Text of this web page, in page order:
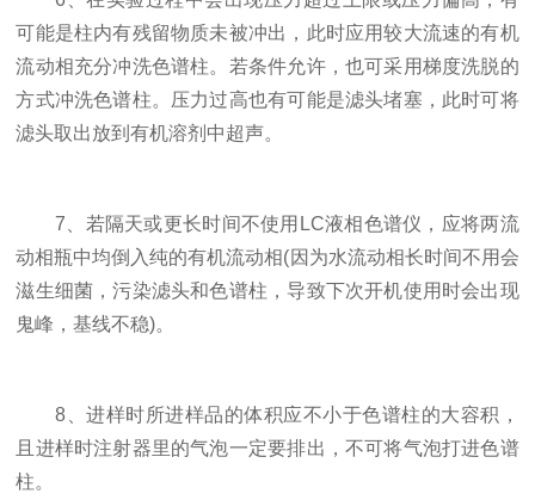
可能是柱内有残留物质未被冲出，此时应用较大流速的有机
流动相充分冲洗色谱柱。若条件允许，也可采用梯度洗脱的
方式冲洗色谱柱。压力过高也有可能是滤头堵塞，此时可将
滤头取出放到有机溶剂中超声。
7、若隔天或更长时间不使用LC液相色谱仪，应将两流
动相瓶中均倒入纯的有机流动相(因为水流动相长时间不用会
滋生细菌，污染滤头和色谱柱，导致下次开机使用时会出现
鬼峰，基线不稳)。
8、进样时所进样品的体积应不小于色谱柱的大容积，
且进样时注射器里的气泡一定要排出，不可将气泡打进色谱
柱。